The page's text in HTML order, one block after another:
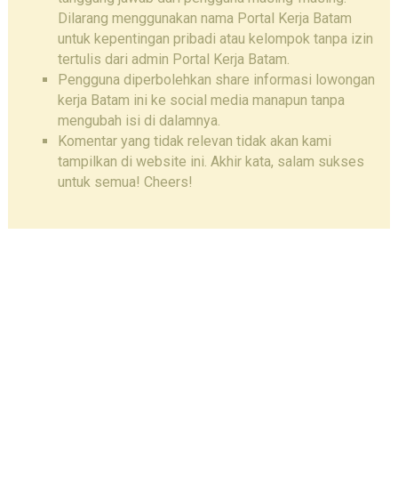
Dilarang menggunakan nama Portal Kerja Batam
untuk kepentingan pribadi atau kelompok tanpa izin
tertulis dari admin Portal Kerja Batam.
Pengguna diperbolehkan share informasi lowongan
kerja Batam ini ke social media manapun tanpa
mengubah isi di dalamnya.
Komentar yang tidak relevan tidak akan kami
tampilkan di website ini. Akhir kata, salam sukses
untuk semua! Cheers!